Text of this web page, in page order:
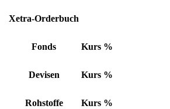
Xetra-Orderbuch
Fonds Kurs %
Devisen Kurs %
Rohstoffe Kurs %